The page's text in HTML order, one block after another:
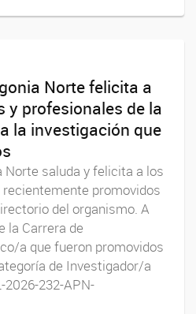
Norte felicita a
y profesionales de la
la investigación que
Norte saluda y felicita a los
recientemente promovidos
del organismo. A
la Carrera de
a que fueron promovidos
de Investigador/a
2026-232-APN-